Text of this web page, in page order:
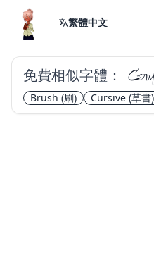
繁體中文
免費相似字體：
Brush (刷) Cursive (草書)